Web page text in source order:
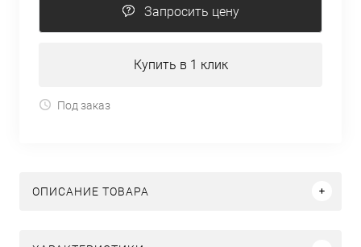
Запросить цену
Купить в 1 клик
Под заказ
ОПИСАНИЕ ТОВАРА